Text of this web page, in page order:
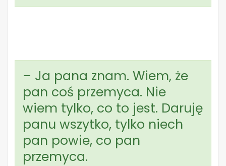
– Ja pana znam. Wiem, że
pan coś przemyca. Nie
wiem tylko, co to jest. Daruję
panu wszytko, tylko niech
pan powie, co pan
przemyca.